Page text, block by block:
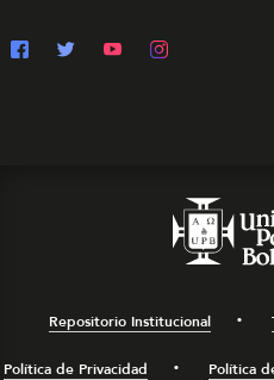
Repositorio Institucional
Política de Privacidad Política